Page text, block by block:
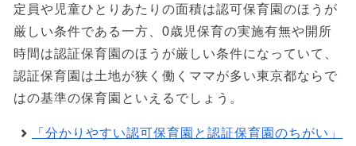
定員や児童ひとりあたりの面積は認可保育園のほうが
厳しい条件である一方、0歳児保育の実施有無や開所
時間は認証保育園のほうが厳しい条件になっていて、
認証保育園は土地が狭く働くママが多い東京都ならで
はの基準の保育園といえるでしょう。
「分かりやすい認可保育園と認証保育園のちがい」